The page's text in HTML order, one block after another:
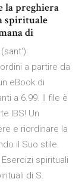
la preghiera
spirituale
di
a partire da
eBook di
a 6.99. Il file è
IBS! Un
e riordinare la
il Suo stile.
Esercizi spirituali
di S.